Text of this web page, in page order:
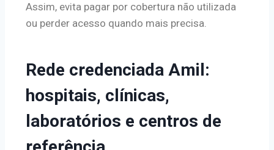
Assim, evita pagar por cobertura não utilizada
ou perder acesso quando mais precisa.
Rede credenciada Amil:
hospitais, clínicas,
laboratórios e centros de